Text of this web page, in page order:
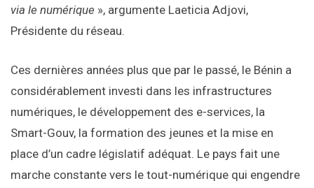
via le numérique », argumente Laeticia Adjovi,
Présidente du réseau.
Ces dernières années plus que par le passé, le Bénin a
considérablement investi dans les infrastructures
numériques, le développement des e-services, la
Smart-Gouv, la formation des jeunes et la mise en
place d’un cadre législatif adéquat. Le pays fait une
marche constante vers le tout-numérique qui engendre